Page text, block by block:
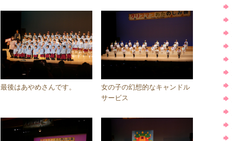
最後はあやめさんです。
女の子の幻想的なキャンドル
サービス